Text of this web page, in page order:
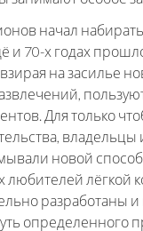
начал
и 70-х годах
на засилье
Для только
владельцы
новой
любителей лёгкой
разработаны
определенного